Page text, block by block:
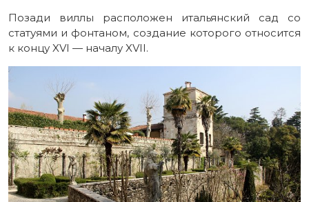
Позади виллы расположен итальянский сад со
статуями и фонтаном, создание которого относится
к концу XVI — началу XVII.